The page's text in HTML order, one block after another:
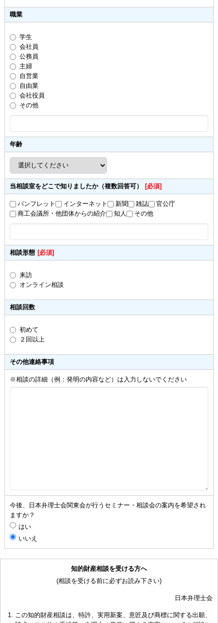
職業
学生
会社員
公務員
主婦
自営業
自由業
会社役員
その他
年齢
当相談室をどこで知りましたか（複数回答可） [必須]
パンフレット インターネット 新聞 雑誌
官公庁
商工会議所・他団体からの紹介
知人 その他
相談形態 [必須]
来訪
オンライン相談
相談回数
初めて
２回以上
その他連絡事項
※相談の詳細（例：発明の内容など）は入力しないでください
今後、日本弁理士会関東会が行うセミナー・相談会の案内を希望され
ますか？
はい
いいえ
知的財産相談を受ける方へ
(相談を受ける前に必ずお読み下さい)
日本弁理士会
この知的財産相談は、特許、実用新案、意匠及び商標に関する出願、